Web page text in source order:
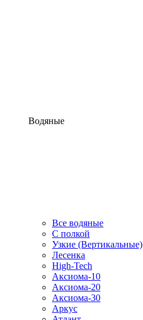
Водяные
Все водяные
С полкой
Узкие (Вертикальные)
Лесенка
High-Tech
Аксиома-10
Аксиома-20
Аксиома-30
Аркус